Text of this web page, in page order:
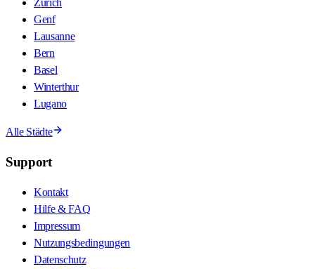
Zürich
Genf
Lausanne
Bern
Basel
Winterthur
Lugano
Alle Städte
Support
Kontakt
Hilfe & FAQ
Impressum
Nutzungsbedingungen
Datenschutz